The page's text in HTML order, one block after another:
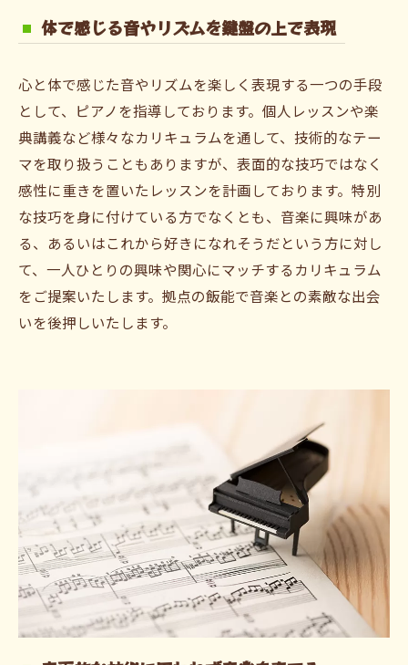
体で感じる音やリズムを鍵盤の上で表現
心と体で感じた音やリズムを楽しく表現する一つの手段
として、ピアノを指導しております。個人レッスンや楽
典講義など様々なカリキュラムを通して、技術的なテー
マを取り扱うこともありますが、表面的な技巧ではなく
感性に重きを置いたレッスンを計画しております。特別
な技巧を身に付けている方でなくとも、音楽に興味があ
る、あるいはこれから好きになれそうだという方に対し
て、一人ひとりの興味や関心にマッチするカリキュラム
をご提案いたします。拠点の飯能で音楽との素敵な出会
いを後押しいたします。